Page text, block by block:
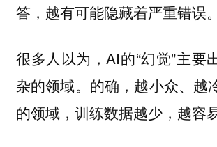
答，越有可能隐藏着严重错误。
很多人以为，AI的“幻觉”主要
杂的领域。的确， 越小众、越
的领域，训练数据越少，越容